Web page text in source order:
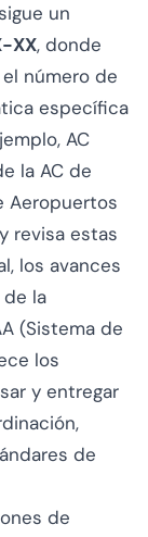
un
XX, donde
número de
específica
AC
la AC de
Aeropuertos
revisa estas
los avances
la
(Sistema de
los
y entregar
de
de